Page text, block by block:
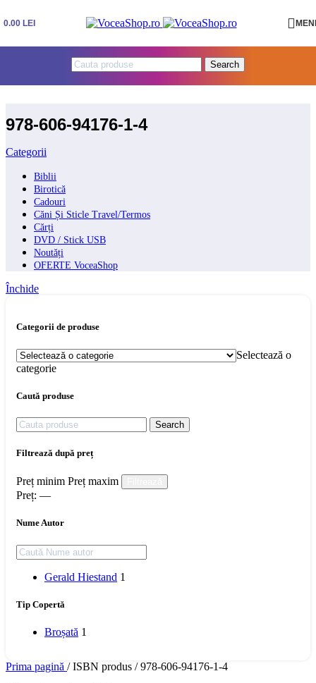
0.00 LEI
Search
978-606-94176-1-4
Categorii
Biblii
Birotică
Cadouri
Căni Și Sticle Travel/Termos
Cărți
DVD / Stick USB
Noutăți
OFERTE VoceaShop
Închide
Categorii de produse
Selectează o
categorie
Caută produse
Search
Filtrează după preț
Preț minim Preț maxim
Preț: —
Nume Autor
Gerald Hiestand 1
Tip Copertă
Broșată 1
Prima pagină / ISBN produs / 978-606-94176-1-4